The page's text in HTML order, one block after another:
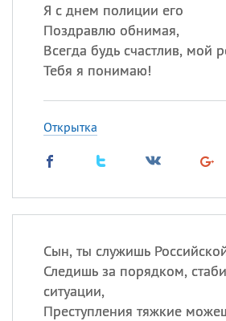
Я с днем полиции его
Поздравлю обнимая,
Всегда будь счастлив, мой
Тебя я понимаю!
Открытка
Сын, ты служишь
Следишь за порядком,
ситуации,
Преступления тяжкие